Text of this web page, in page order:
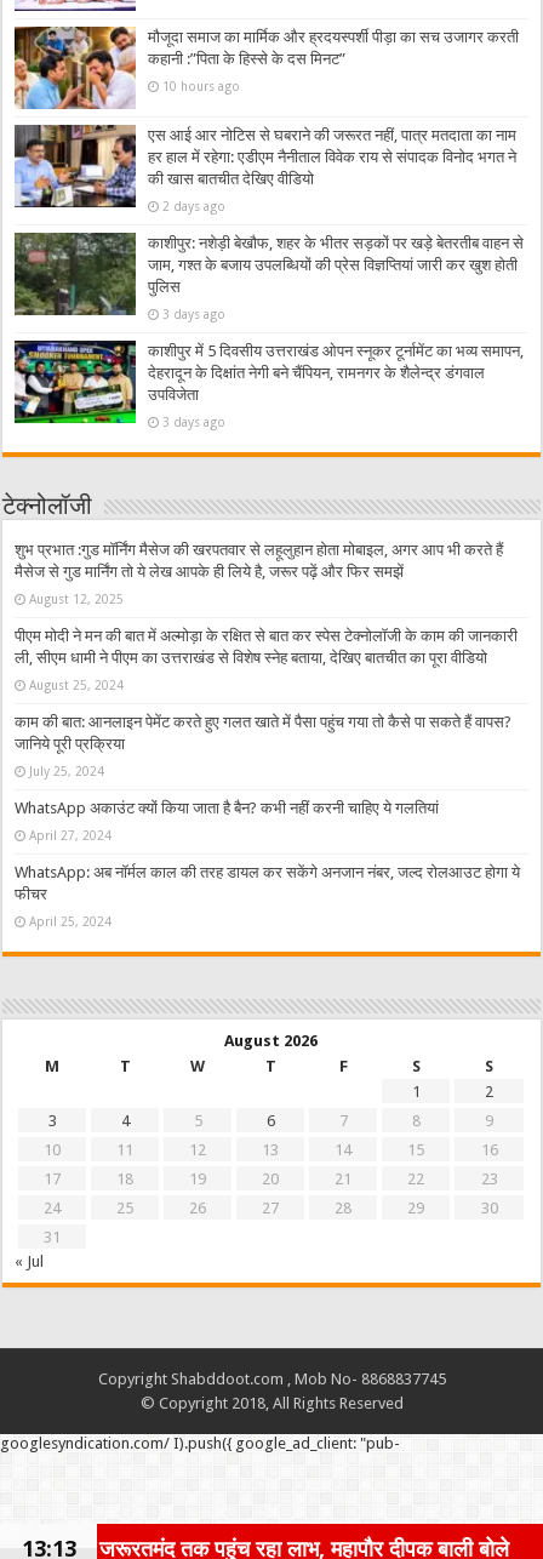
मौजूदा समाज का मार्मिक और ह्रदयस्पर्शी पीड़ा का सच उजागर करती
कहानी :”पिता के हिस्से के दस मिनट”
10 hours ago
एस आई आर नोटिस से घबराने की जरूरत नहीं, पात्र मतदाता का नाम
हर हाल में रहेगा: एडीएम नैनीताल विवेक राय से संपादक विनोद भगत ने
की खास बातचीत देखिए वीडियो
2 days ago
काशीपुर: नशेड़ी बेखौफ, शहर के भीतर सड़कों पर खड़े बेतरतीब वाहन से
जाम, गश्त के बजाय उपलब्धियों की प्रेस विज्ञप्तियां जारी कर खुश होती
पुलिस
3 days ago
काशीपुर में 5 दिवसीय उत्तराखंड ओपन स्नूकर टूर्नामेंट का भव्य समापन,
देहरादून के दिक्षांत नेगी बने चैंपियन, रामनगर के शैलेन्द्र डंगवाल
उपविजेता
3 days ago
टेक्नोलॉजी
शुभ प्रभात :गुड मॉर्निंग मैसेज की खरपतवार से लहूलुहान होता मोबाइल, अगर आप भी करते हैं
मैसेज से गुड मार्निंग तो ये लेख आपके ही लिये है, जरूर पढ़ें और फिर समझें
August 12, 2025
पीएम मोदी ने मन की बात में अल्मोड़ा के रक्षित से बात कर स्पेस टेक्नोलॉजी के काम की जानकारी
ली, सीएम धामी ने पीएम का उत्तराखंड से विशेष स्नेह बताया, देखिए बातचीत का पूरा वीडियो
August 25, 2024
काम की बात: आनलाइन पेमेंट करते हुए गलत खाते में पैसा पहुंच गया तो कैसे पा सकते हैं वापस?
जानिये पूरी प्रक्रिया
July 25, 2024
WhatsApp अकाउंट क्यों किया जाता है बैन? कभी नहीं करनी चाहिए ये गलतियां
April 27, 2024
WhatsApp: अब नॉर्मल काल की तरह डायल कर सकेंगे अनजान नंबर, जल्द रोलआउट होगा ये
फीचर
April 25, 2024
August 2026
M
T W T F S
S
1
2
3
4 5 6 7 8
9
10
11 12 13 14 15
16
17
18 19 20 21 22
23
24
25 26 27 28 29
30
31
« Jul
Copyright Shabddoot.com , Mob No- 8868837745
© Copyright 2018, All Rights Reserved
googlesyndication.com/ I).push({ google_ad_client: "pub-
तक पहुंच रहा लाभ, महापौर दीपक बाली बोले मौजूदा
13:13